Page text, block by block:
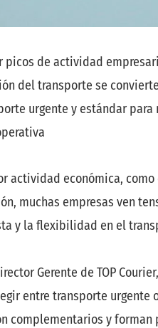
picos de actividad
del transporte se
urgente y estándar
actividad económica,
muchas empresas ven
y la flexibilidad en el
Gerente de TOP
entre transporte urgente
complementarios y